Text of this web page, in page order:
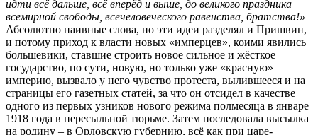
идти всё дальше, всё вперёд и выше, до великого праздника
всемирной свободы, всечеловеческого равенства, братства!»
Абсолютно наивные слова, но эти идеи разделял и Пришвин,
и потому приход к власти новых «имперцев», коими явились
большевики, ставшие строить новое сильное и жёсткое
государство, по сути, новую, но только уже «красную»
империю, вызвало у него чувство протеста, вылившееся и на
страницы его газетных статей, за что он отсидел в качестве
одного из первых узников нового режима полмесяца в январе
1918 года в пересыльной тюрьме. Затем последовала высылка
на родину – в Орловскую губернию, всё как при царе-